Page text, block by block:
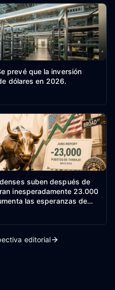
prevé que la inversión
dólares en 2026.
suben después de
inesperadamente 23.000
las esperanzas de
puedan posponerse.
editorial